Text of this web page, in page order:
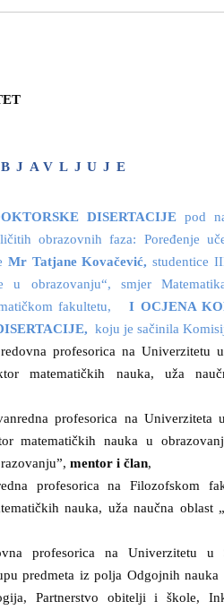
DISERTACIJE pod
obrazovnih faza: Poređenje
Mr Tatjane Kovačević,studentice
u obrazovanju“, smjer
fakultetu,
I OCJENA
koju je sačinila
redovna profesorica na Univerzitetu u
matematičkih nauka, uža
profesorica na Univerziteta
matematičkih nauka u
mentor i član,
profesorica na Filozofskom
nauka, uža naučna oblast
profesorica na Univerzitetu u
predmeta iz polja Odgojnih nauka
Partnerstvo obitelji i škole,